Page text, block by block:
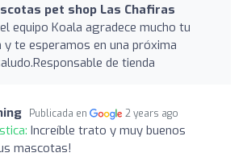
pet shop Las Chafiras
equipo Koala agradece mucho tu
y te esperamos en una próxima
de tienda
Publicada en 2 years ago
Increíble trato y muy buenos
mascotas!